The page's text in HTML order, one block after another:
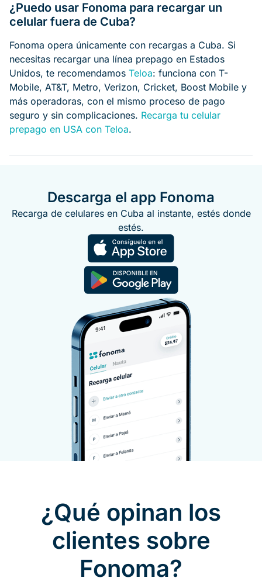
¿Puedo usar Fonoma para recargar un
celular fuera de Cuba?
Fonoma opera únicamente con recargas a Cuba. Si
necesitas recargar una línea prepago en Estados
Unidos, te recomendamos Teloa: funciona con T-
Mobile, AT&T, Metro, Verizon, Cricket, Boost Mobile y
más operadoras, con el mismo proceso de pago
seguro y sin complicaciones. Recarga tu celular
prepago en USA con Teloa.
Descarga el app Fonoma
Recarga de celulares en Cuba al instante, estés donde
estés.
¿Qué opinan los
clientes sobre
Fonoma?